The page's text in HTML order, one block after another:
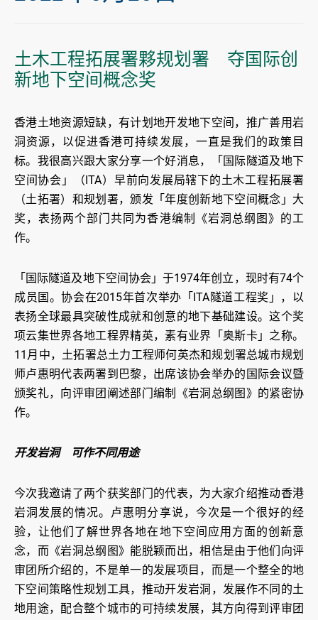
土木工程拓展署夥规划署 夺国际创
新地下空间概念奖
香港土地资源短缺，有计划地开发地下空间，推广善用岩
洞资源，以促进香港可持续发展，一直是我们的政策目
标。我很高兴跟大家分享一个好消息，「国际隧道及地下
空间协会」（ITA）早前向发展局辖下的土木工程拓展署
（土拓署）和规划署，颁发「年度创新地下空间概念」大
奖，表扬两个部门共同为香港编制《岩洞总纲图》的工
作。
「国际隧道及地下空间协会」于1974年创立，现时有74个
成员国。协会在2015年首次举办「ITA隧道工程奖」，以
表扬全球最具突破性成就和创意的地下基础建设。这个奖
项云集世界各地工程界精英，素有业界「奥斯卡」之称。
11月中，土拓署总土力工程师何英杰和规划署总城市规划
师卢惠明代表两署到巴黎，出席该协会举办的国际会议暨
颁奖礼，向评审团阐述部门编制《岩洞总纲图》的紧密协
作。
开发岩洞 可作不同用途
今次我邀请了两个获奖部门的代表，为大家介绍推动香港
岩洞发展的情况。卢惠明分享说，今次是一个很好的经
验，让他们了解世界各地在地下空间应用方面的创新意
念，而《岩洞总纲图》能脱颖而出，相信是由于他们向评
审团所介绍的，不是单一的发展项目，而是一个整全的地
下空间策略性规划工具，推动开发岩洞，发展作不同的土
地用途，配合整个城市的可持续发展，其方向得到评审团